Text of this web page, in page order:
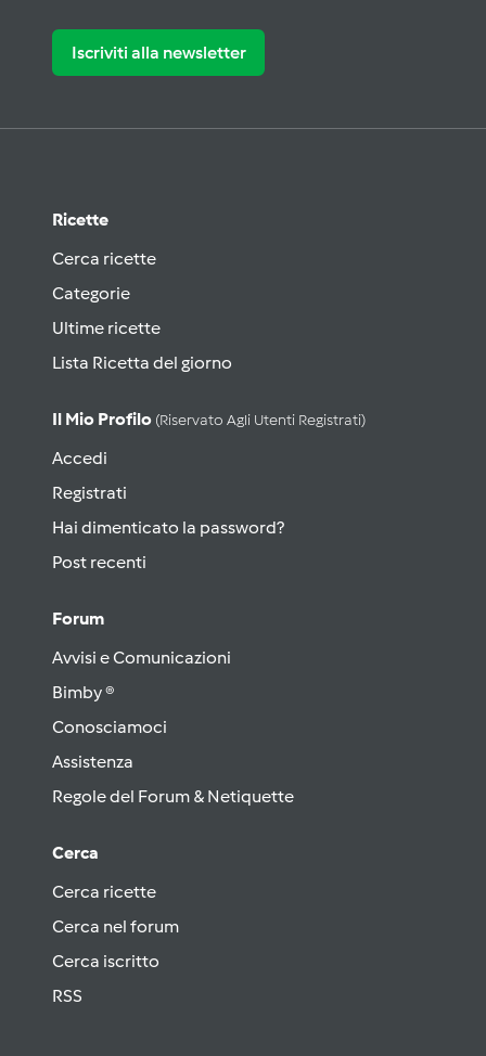
Iscriviti alla newsletter
Ricette
Cerca ricette
Categorie
Ultime ricette
Lista Ricetta del giorno
Il Mio Profilo (riservato Agli Utenti Registrati)
Accedi
Registrati
Hai dimenticato la password?
Post recenti
Forum
Avvisi e Comunicazioni
Bimby ®
Conosciamoci
Assistenza
Regole del Forum & Netiquette
Cerca
Cerca ricette
Cerca nel forum
Cerca iscritto
RSS